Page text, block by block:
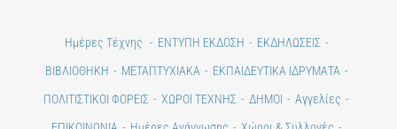
Ημέρες Τέχνης ΕΝΤΥΠΗ ΕΚΔΟΣΗ
ΕΚΔΗΛΩΣΕΙΣ
ΒΙΒΛΙΟΘΗΚΗ
ΜΕΤΑΠΤΥΧΙΑΚΑ
ΕΚΠΑΙΔΕΥΤΙΚΑ ΙΔΡΥΜΑΤΑ
ΠΟΛΙΤΙΣΤΙΚΟΙ ΦΟΡΕΙΣ
ΧΩΡΟΙ ΤΕΧΝΗΣ ΔΗΜΟΙ
Αγγελίες